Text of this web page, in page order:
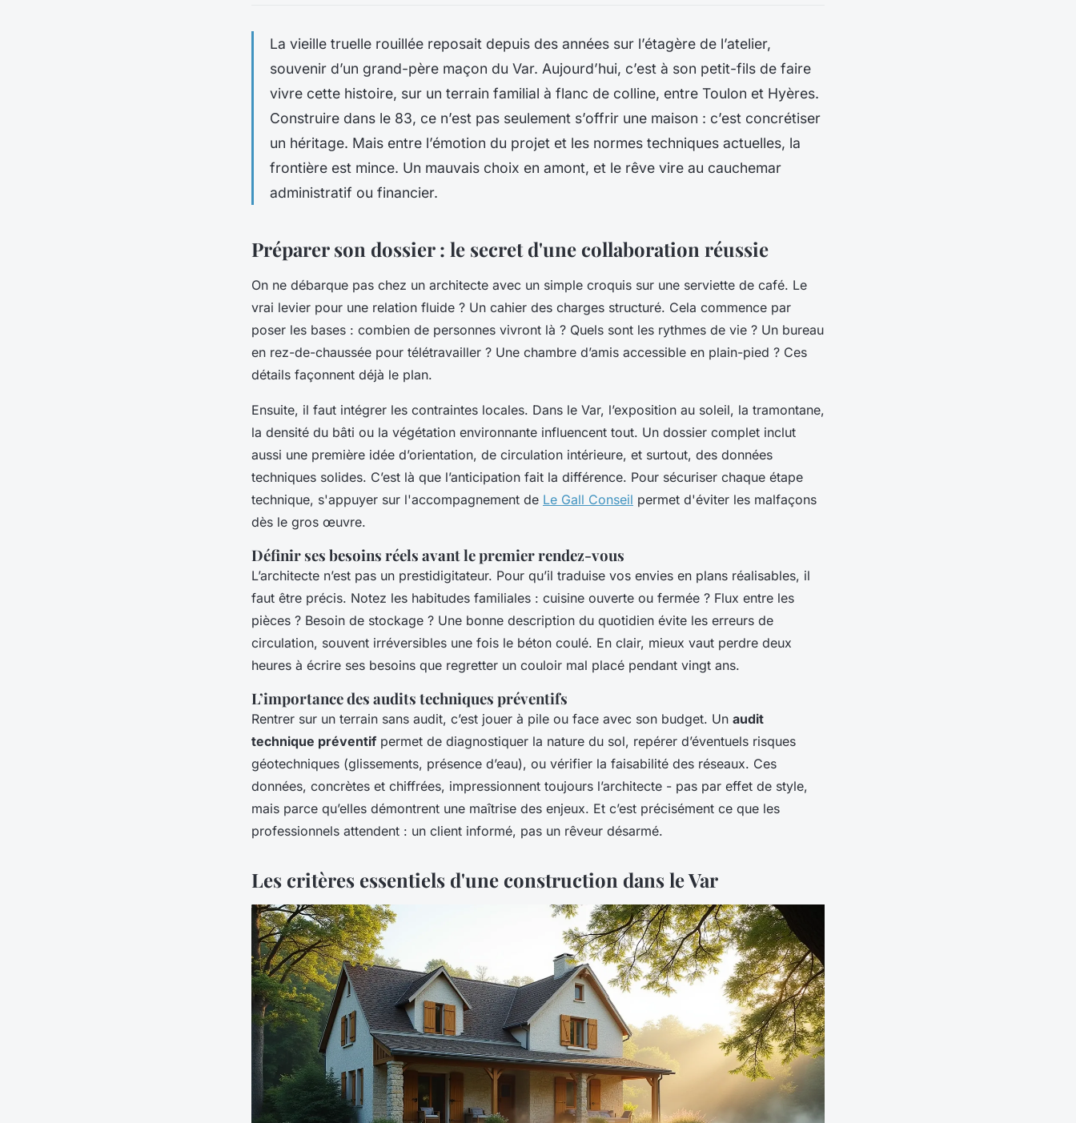
La vieille truelle rouillée reposait depuis des années sur l’étagère de l’atelier,
souvenir d’un grand-père maçon du Var. Aujourd’hui, c’est à son petit-fils de faire
vivre cette histoire, sur un terrain familial à flanc de colline, entre Toulon et Hyères.
Construire dans le 83, ce n’est pas seulement s’offrir une maison : c’est concrétiser
un héritage. Mais entre l’émotion du projet et les normes techniques actuelles, la
frontière est mince. Un mauvais choix en amont, et le rêve vire au cauchemar
administratif ou financier.
Préparer son dossier : le secret d'une collaboration réussie
On ne débarque pas chez un architecte avec un simple croquis sur une serviette de café. Le
vrai levier pour une relation fluide ? Un cahier des charges structuré. Cela commence par
poser les bases : combien de personnes vivront là ? Quels sont les rythmes de vie ? Un bureau
en rez-de-chaussée pour télétravailler ? Une chambre d’amis accessible en plain-pied ? Ces
détails façonnent déjà le plan.
Ensuite, il faut intégrer les contraintes locales. Dans le Var, l’exposition au soleil, la tramontane,
la densité du bâti ou la végétation environnante influencent tout. Un dossier complet inclut
aussi une première idée d’orientation, de circulation intérieure, et surtout, des données
techniques solides. C’est là que l’anticipation fait la différence. Pour sécuriser chaque étape
technique, s'appuyer sur l'accompagnement de Le Gall Conseil permet d'éviter les malfaçons
dès le gros œuvre.
Définir ses besoins réels avant le premier rendez-vous
L’architecte n’est pas un prestidigitateur. Pour qu’il traduise vos envies en plans réalisables, il
faut être précis. Notez les habitudes familiales : cuisine ouverte ou fermée ? Flux entre les
pièces ? Besoin de stockage ? Une bonne description du quotidien évite les erreurs de
circulation, souvent irréversibles une fois le béton coulé. En clair, mieux vaut perdre deux
heures à écrire ses besoins que regretter un couloir mal placé pendant vingt ans.
L’importance des audits techniques préventifs
Rentrer sur un terrain sans audit, c’est jouer à pile ou face avec son budget. Un audit
technique préventif permet de diagnostiquer la nature du sol, repérer d’éventuels risques
géotechniques (glissements, présence d’eau), ou vérifier la faisabilité des réseaux. Ces
données, concrètes et chiffrées, impressionnent toujours l’architecte - pas par effet de style,
mais parce qu’elles démontrent une maîtrise des enjeux. Et c’est précisément ce que les
professionnels attendent : un client informé, pas un rêveur désarmé.
Les critères essentiels d'une construction dans le Var